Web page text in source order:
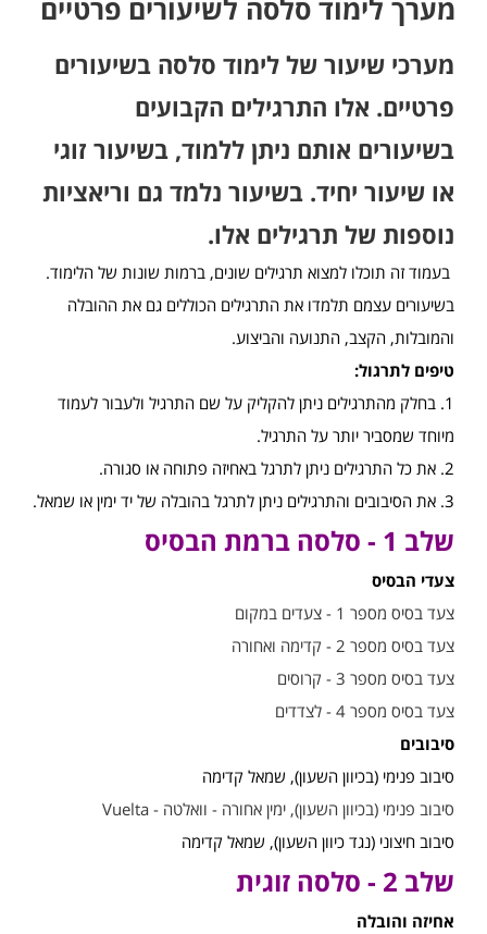
מערך לימוד סלסה לשיעורים פרטיים
מערכי שיעור של לימוד סלסה בשיעורים
פרטיים. אלו התרגילים הקבועים
בשיעורים אותם ניתן ללמוד, בשיעור זוגי
או שיעור יחיד. בשיעור נלמד גם וריאציות
נוספות של תרגילים אלו.
בעמוד זה תוכלו למצוא תרגילים שונים, ברמות שונות של הלימוד.
בשיעורים עצמם תלמדו את התרגילים הכוללים גם את ההובלה
והמובלות, הקצב, התנועה והביצוע.
טיפים לתרגול:
1. בחלק מהתרגילים ניתן להקליק על שם התרגיל ולעבור לעמוד
מיוחד שמסביר יותר על התרגיל.
2. את כל התרגילים ניתן לתרגל באחיזה פתוחה או סגורה.
3. את הסיבובים והתרגילים ניתן לתרגל בהובלה של יד ימין או שמאל.
שלב 1 - סלסה ברמת הבסיס
צעדי הבסיס
צעד בסיס מספר 1 - צעדים במקום
צעד בסיס מספר 2 - קדימה ואחורה
צעד בסיס מספר 3 - קרוסים
צעד בסיס מספר 4 - לצדדים
סיבובים
סיבוב פנימי (בכיוון השעון), שמאל קדימה
סיבוב פנימי (בכיוון השעון), ימין אחורה - וואלטה - Vuelta
סיבוב חיצוני (נגד כיוון השעון), שמאל קדימה
שלב 2 - סלסה זוגית
אחיזה והובלה